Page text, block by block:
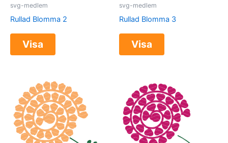
svg-medlem
Rullad Blomma 2
Visa
svg-medlem
Rullad Blomma 3
Visa